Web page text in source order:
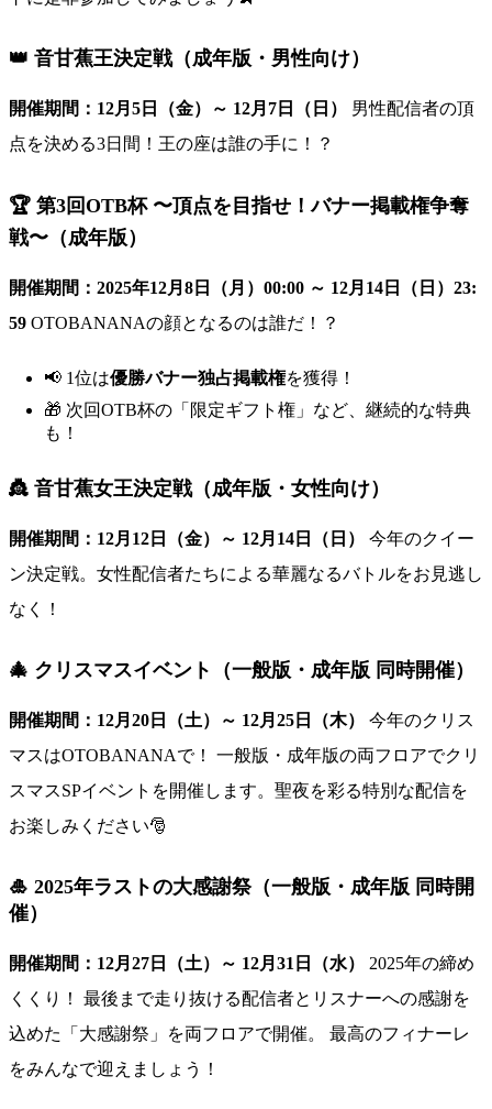
👑 音甘蕉王決定戦（成年版・男性向け）
開催期間：12月5日（金）～ 12月7日（日）
男性配信者の頂
点を決める3日間！王の座は誰の手に！？
🏆 第3回OTB杯 〜頂点を目指せ！バナー掲載権争奪
戦〜（成年版）
開催期間：2025年12月8日（月）00:00 ～ 12月14日（日）23:
59 OTOBANANAの顔となるのは誰だ！？
📢 1位は優勝バナー独占掲載権を獲得！
🎁 次回OTB杯の「限定ギフト権」など、継続的な特典
も！
👸 音甘蕉女王決定戦（成年版・女性向け）
開催期間：12月12日（金）～ 12月14日（日）
今年のクイー
ン決定戦。女性配信者たちによる華麗なるバトルをお見逃し
なく！
🎄 クリスマスイベント（一般版・成年版 同時開催）
開催期間：12月20日（土）～ 12月25日（木）
今年のクリス
マスはOTOBANANAで！ 一般版・成年版の両フロアでクリ
スマスSPイベントを開催します。聖夜を彩る特別な配信を
お楽しみください🎅
🎍 2025年ラストの大感謝祭（一般版・成年版 同時開
催）
開催期間：12月27日（土）～ 12月31日（水）
2025年の締め
くくり！ 最後まで走り抜ける配信者とリスナーへの感謝を
込めた「大感謝祭」を両フロアで開催。 最高のフィナーレ
をみんなで迎えましょう！